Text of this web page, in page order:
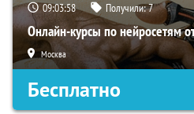
09:03:57 Получили:7
Онлайн-курсы по нейросетям
Москва
Бесплатно